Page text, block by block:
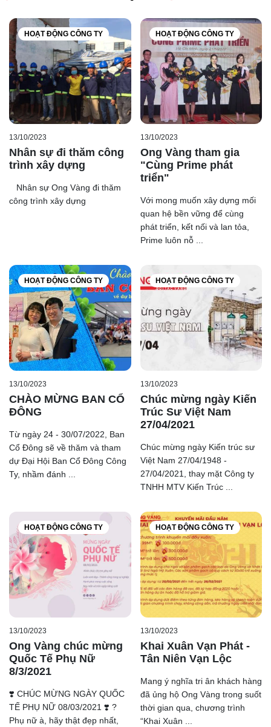
khấu hấp dẫn. Các chương trình khuyến mãi tri ân khách
hàng thường xuyên được Ong Vàng đưa ra và triển khai.
Các sản phẩm tại Ong Vàng luôn đảm bảo là hàng chính
hãng. Sản phẩm được nhập trực tiếp từ kho nhà sản xuất,
đáp ứng các tiêu chuẩn quốc tế hiện nay. Toàn bộ sản
phẩm được bảo hành chính bởi nhà sản xuất ( nếu có ).
Cùng Ong Vàng lên kế hoạch nhập hàng gạch lát nền
Prime 60x60 ngay để không bỏ lỡ khuyến mãi. Gọi hotline
của Ong Vàng hoặc sale khu vực để cập nhập chương
trình khuyến mãi ngay nhé !
HOẠT ĐỘNG CÔNG TY
13/10/2023
Nhân sự đi thăm công
trình xây dựng
Nhân sự Ong Vàng đi thăm
công trình xây dựng
HOẠT ĐỘNG CÔNG TY
13/10/2023
Ong Vàng tham gia
"Cùng Prime phát
triển"
Với mong muốn xây dựng mối
quan hệ bền vững để cùng
phát triển, kết nối và lan tỏa,
Prime luôn nỗ ...
HOẠT ĐỘNG CÔNG TY
13/10/2023
CHÀO MỪNG BAN CỔ
ĐÔNG
Từ ngày 24 - 30/07/2022, Ban
Cổ Đông sẽ về thăm và tham
dự Đại Hội Ban Cổ Đông Công
Ty, nhầm đánh ...
HOẠT ĐỘNG CÔNG TY
13/10/2023
Chúc mừng ngày Kiến
Trúc Sư Việt Nam
27/04/2021
Chúc mừng ngày Kiến trúc sư
Việt Nam 27/04/1948 -
27/04/2021, thay mặt Công ty
TNHH MTV Kiến Trúc ...
HOẠT ĐỘNG CÔNG TY
13/10/2023
Ong Vàng chúc mừng
Quốc Tế Phụ Nữ
8/3/2021
❣️ CHÚC MỪNG NGÀY QUỐC
TẾ PHỤ NỮ 08/03/2021 ❣️ ?
Phụ nữ à, hãy thật đẹp nhất,
HOẠT ĐỘNG CÔNG TY
13/10/2023
Khai Xuân Vạn Phát -
Tân Niên Vạn Lộc
Mang ý nghĩa tri ân khách hàng
đã ủng hộ Ong Vàng trong suốt
thời gian qua, chương trình
“Khai Xuân ...